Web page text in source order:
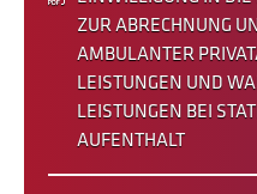
ZUR ABRECHNUNG
AMBULANTER
LEISTUNGEN UND
LEISTUNGEN BEI
AUFENTHALT